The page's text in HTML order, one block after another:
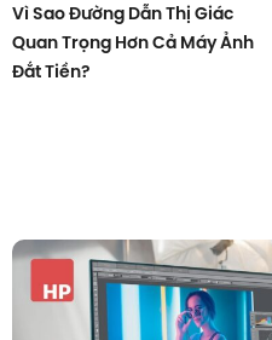
Vì Sao Đường Dẫn Thị Giác
Quan Trọng Hơn Cả Máy Ảnh
Đắt Tiền?